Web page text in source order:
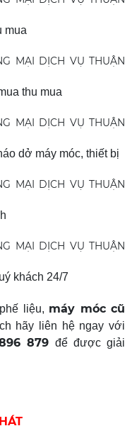
mua
thu mua
dở máy móc, thiết bị
khách 24/7
liệu, máy móc cũ
hãy liên hệ ngay với
879để được giải